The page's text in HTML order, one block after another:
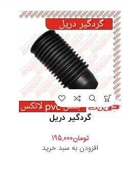
گردگیر دریل
تومان195,000
افزودن به سبد خرید